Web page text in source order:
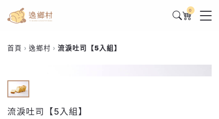
0
首頁 逸鄉村 流淚吐司【5入組】
流淚吐司【5入組】